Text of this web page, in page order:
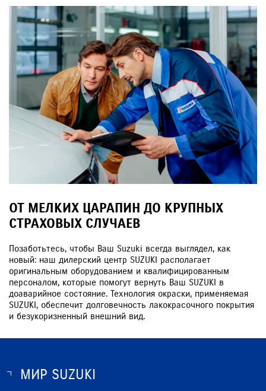
ОТ МЕЛКИХ ЦАРАПИН ДО КРУПНЫХ
СТРАХОВЫХ СЛУЧАЕВ
Позаботьтесь, чтобы Ваш Suzuki всегда выглядел, как
новый: наш дилерский центр SUZUKI располагает
оригинальным оборудованием и квалифицированным
персоналом, которые помогут вернуть Ваш SUZUKI в
доаварийное состояние. Технология окраски, применяемая
SUZUKI, обеспечит долговечность лакокрасочного покрытия
и безукоризненный внешний вид.
МИР SUZUKI